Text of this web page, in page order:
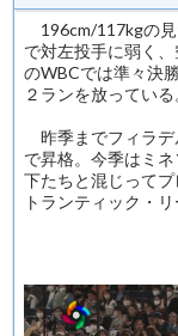
196cm/117kgの見
で対左投手に弱く
のWBCでは準々決
２ランを放っている
昨季までフィラデ
で昇格。今季はミ
下たちと混じって
トランティック・